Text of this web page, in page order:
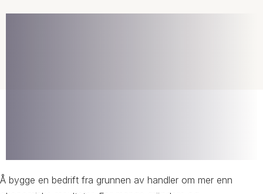
Å bygge en bedrift fra grunnen av handler om mer enn